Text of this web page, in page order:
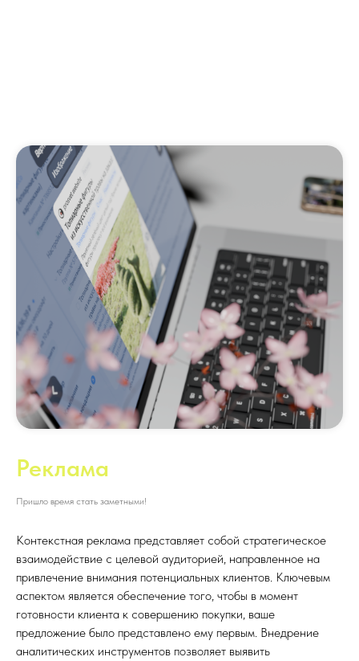
Реклама
Пришло время стать заметными!
Контекстная реклама представляет собой стратегическое
взаимодействие с целевой аудиторией, направленное на
привлечение внимания потенциальных клиентов. Ключевым
аспектом является обеспечение того, чтобы в момент
готовности клиента к совершению покупки, ваше
предложение было представлено ему первым. Внедрение
аналитических инструментов позволяет выявить